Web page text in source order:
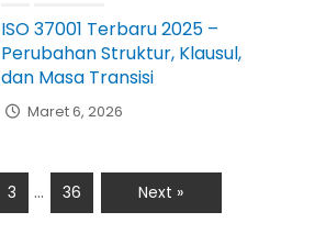
ISO 37001 Terbaru 2025 –
Perubahan Struktur, Klausul,
dan Masa Transisi
Maret 6, 2026
3 … 36 Next »